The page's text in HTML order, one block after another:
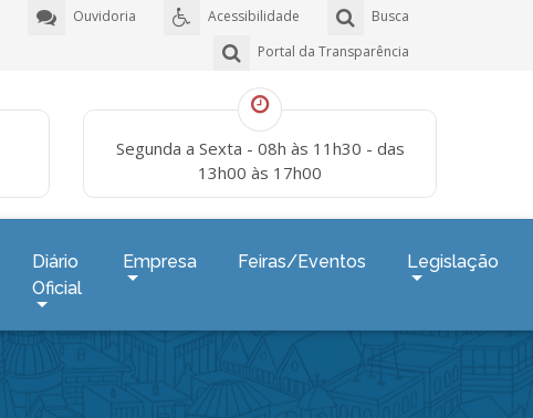
Busca
Acessibilidade
Ouvidoria
Portal da Transparência
Segunda a Sexta - 08h às 11h30 - das
13h00 às 17h00
Diário
Oficial
Empresa Feiras/Eventos Legislação